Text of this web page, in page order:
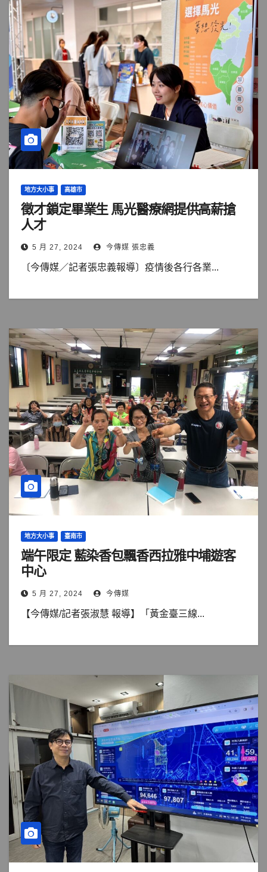
地方大小事 高雄市
徵才鎖定畢業生 馬光醫療網提供高薪搶
人才
5 月 27, 2024 今傳媒 張忠義
〔今傳媒／記者張忠義報導〕疫情後各行各業...
地方大小事 臺南市
端午限定 藍染香包飄香西拉雅中埔遊客
中心
5 月 27, 2024 今傳媒
【今傳媒/記者張淑慧 報導】「黃金臺三線...